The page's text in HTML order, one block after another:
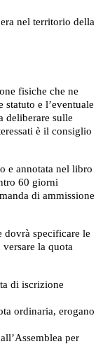
nel territorio della
fisiche che ne
e l’eventuale
deliberare sulle
è il consiglio
e annotata nel libro
60 giorni
di ammissione
dovrà specificare le
la quota
di iscrizione
ordinaria, erogano
per